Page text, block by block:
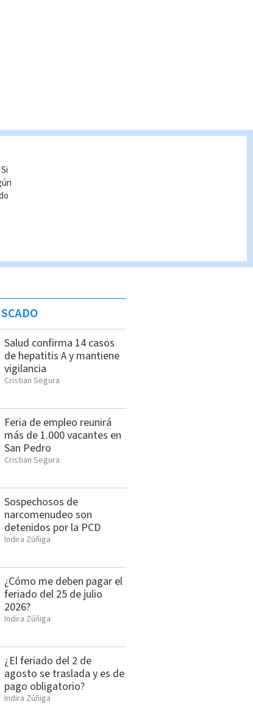
Salud confirma 14 casos
de hepatitis A y mantiene
vigilancia
Cristian Segura
Feria de empleo reunirá
más de 1.000 vacantes en
San Pedro
Cristian Segura
Sospechosos de
narcomenudeo son
detenidos por la PCD
Indira Zúñiga
¿Cómo me deben pagar el
feriado del 25 de julio
2026?
Indira Zúñiga
¿El feriado del 2 de
agosto se traslada y es de
pago obligatorio?
Indira Zúñiga